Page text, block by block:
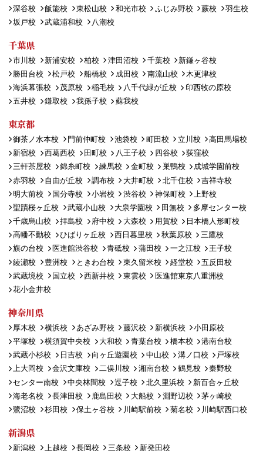
深谷校
飯能校 東松山校 和光市校 ふじみ野校 蕨校
羽生校
坂戸校
武蔵浦和校 八潮校
千葉県
市川校 新浦安校 柏校 津田沼校 千葉校
新鎌ヶ谷校
勝田台校
松戸校 船橋校 成田校 南流山校
木更津校
海浜幕張校
茂原校 稲毛校 八千代緑が丘校
印西牧の原校
五井校
鎌取校 我孫子校 蘇我校
東京都
御茶ノ水本校 門前仲町校 池袋校 町田校 立川校
高田馬場校
新宿校
西葛西校 田町校 八王子校 四谷校
荻窪校
三軒茶屋校
錦糸町校 練馬校 金町校 巣鴨校
成城学園前校
赤羽校
自由が丘校 調布校 大井町校 北千住校
吉祥寺校
明大前校
国分寺校 小岩校 渋谷校 神保町校
上野校
聖蹟桜ヶ丘校
武蔵小山校 大泉学園校 田無校
多摩センター校
千歳烏山校
拝島校 府中校 大森校 用賀校
日本橋人形町校
高幡不動校
ひばりヶ丘校 西日暮里校 秋葉原校
三鷹校
旗の台校
医進館渋谷校 青砥校 蒲田校 一之江校
王子校
綾瀬校
豊洲校 ときわ台校 東久留米校 経堂校
五反田校
武蔵境校
国立校 西新井校 東雲校
医進館東京八重洲校
花小金井校
神奈川県
厚木校 横浜校 あざみ野校 藤沢校 新横浜校
小田原校
平塚校
横須賀中央校 大和校 青葉台校 橋本校
港南台校
武蔵小杉校
日吉校 向ヶ丘遊園校 中山校 溝ノ口校
戸塚校
上大岡校
金沢文庫校 二俣川校 湘南台校 鶴見校
秦野校
センター南校
中央林間校 逗子校 北久里浜校
新百合ヶ丘校
海老名校
長津田校 鹿島田校 大船校 淵野辺校
茅ヶ崎校
鷺沼校
杉田校 保土ヶ谷校 川崎駅前校 菊名校 川崎駅西口校
新潟県
新潟校 上越校 長岡校 三条校 新発田校